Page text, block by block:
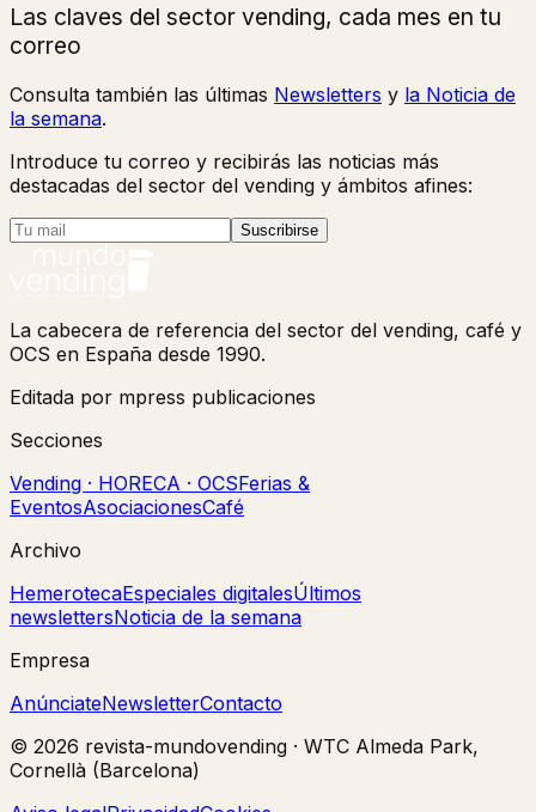
Las claves del sector vending, cada mes en tu
correo
Consulta también las últimas Newsletters y la Noticia de
la semana.
Introduce tu correo y recibirás las noticias más
destacadas del sector del vending y ámbitos afines:
Suscribirse
La cabecera de referencia del sector del vending, café y
OCS en España desde 1990.
Editada por mpress publicaciones
Secciones
Vending · HORECA · OCSFerias &
EventosAsociacionesCafé
Archivo
HemerotecaEspeciales digitalesÚltimos
newslettersNoticia de la semana
Empresa
AnúnciateNewsletterContacto
© 2026 revista-mundovending · WTC Almeda Park,
Cornellà (Barcelona)